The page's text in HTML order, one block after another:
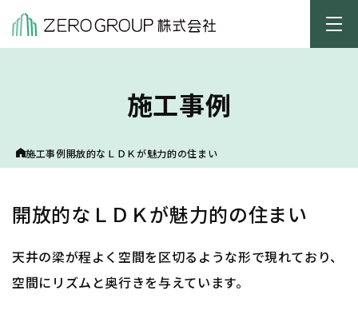
施工事例
施工事例開放的なＬＤＫが魅力的の住まい
開放的なＬＤＫが魅力的の住まい
天井の梁が程よく空間を区切るような形で現れており、
空間にリズムと奥行きを与えています。